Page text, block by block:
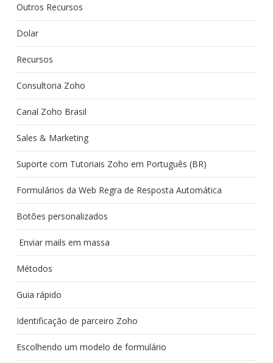
Outros Recursos
Dolar
Recursos
Consultoria Zoho
Canal Zoho Brasil
Sales & Marketing
Suporte com Tutoriais Zoho em Português (BR)
Formulários da Web Regra de Resposta Automática
Botões personalizados
Enviar mails em massa
Métodos
Guia rápido
Identificação de parceiro Zoho
Escolhendo um modelo de formulário